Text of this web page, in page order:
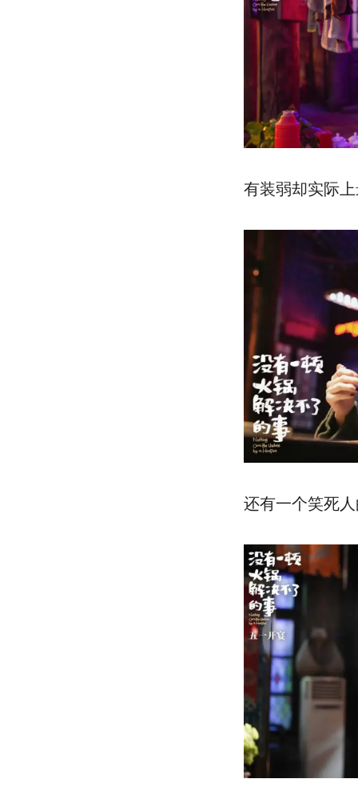
有装弱却实际
还有一个笑死